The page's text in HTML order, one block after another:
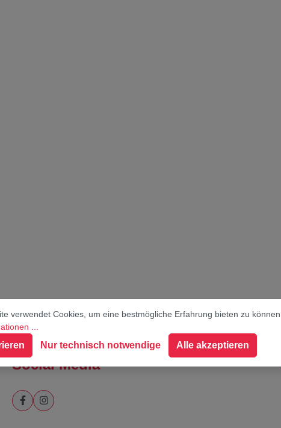
Social Media
verwendet Cookies, um eine bestmögliche Erfahrung bieten zu können.
...
Nur technisch notwendige Alle akzeptieren